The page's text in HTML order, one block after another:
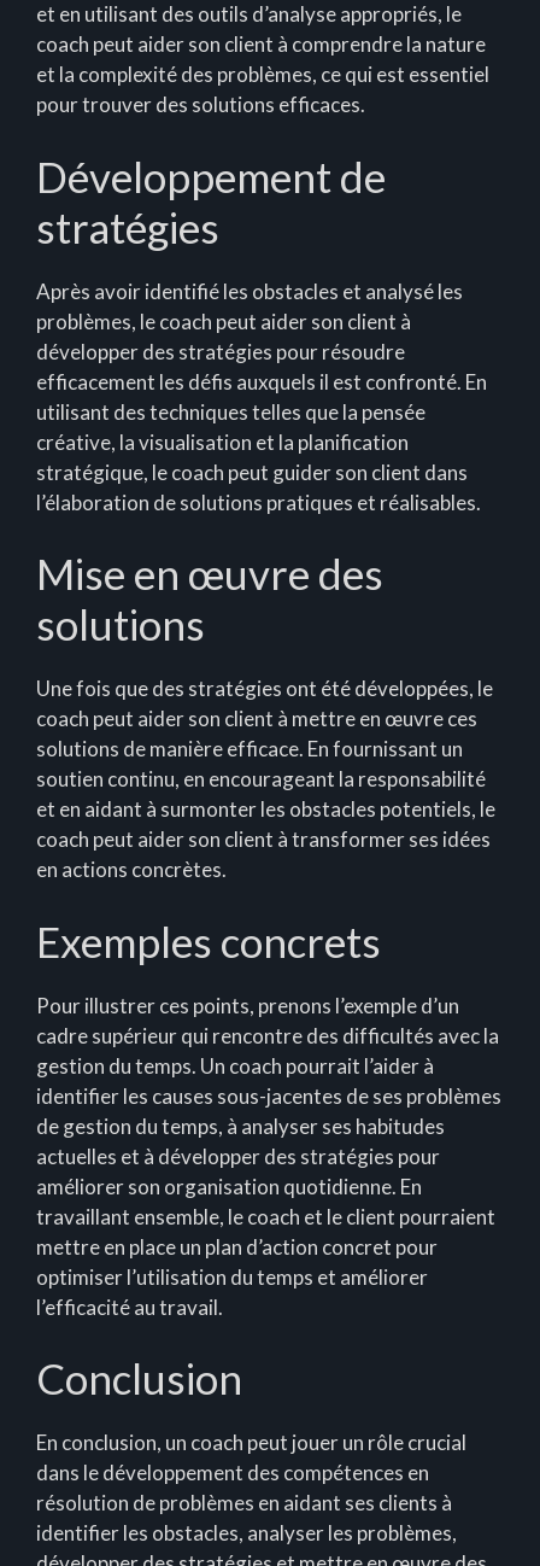
et en utilisant des outils d’analyse appropriés, le
coach peut aider son client à comprendre la nature
et la complexité des problèmes, ce qui est essentiel
pour trouver des solutions efficaces.
Développement de
stratégies
Après avoir identifié les obstacles et analysé les
problèmes, le coach peut aider son client à
développer des stratégies pour résoudre
efficacement les défis auxquels il est confronté. En
utilisant des techniques telles que la pensée
créative, la visualisation et la planification
stratégique, le coach peut guider son client dans
l’élaboration de solutions pratiques et réalisables.
Mise en œuvre des
solutions
Une fois que des stratégies ont été développées, le
coach peut aider son client à mettre en œuvre ces
solutions de manière efficace. En fournissant un
soutien continu, en encourageant la responsabilité
et en aidant à surmonter les obstacles potentiels, le
coach peut aider son client à transformer ses idées
en actions concrètes.
Exemples concrets
Pour illustrer ces points, prenons l’exemple d’un
cadre supérieur qui rencontre des difficultés avec la
gestion du temps. Un coach pourrait l’aider à
identifier les causes sous-jacentes de ses problèmes
de gestion du temps, à analyser ses habitudes
actuelles et à développer des stratégies pour
améliorer son organisation quotidienne. En
travaillant ensemble, le coach et le client pourraient
mettre en place un plan d’action concret pour
optimiser l’utilisation du temps et améliorer
l’efficacité au travail.
Conclusion
En conclusion, un coach peut jouer un rôle crucial
dans le développement des compétences en
résolution de problèmes en aidant ses clients à
identifier les obstacles, analyser les problèmes,